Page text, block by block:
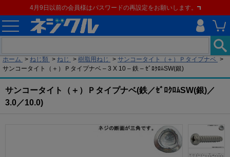
4月9日以前の会員様はパスワードの再設定をお願いします。
ホーム > ねじ類 > ねじ > 樹脂用ねじ > サンコータイト（＋）Ｐタイプナベ >
サンコータイト（＋）Ｐタイプナベ – 3 X 10 – 鉄 – ｾﾞﾛｸﾛﾑSW(銀)
サンコータイト（＋）Ｐタイプナベ(鉄／ｾﾞﾛｸﾛﾑSW(銀)／
3.0／10.0)